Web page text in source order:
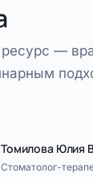
—
Томилова Юлия
Стоматолог-